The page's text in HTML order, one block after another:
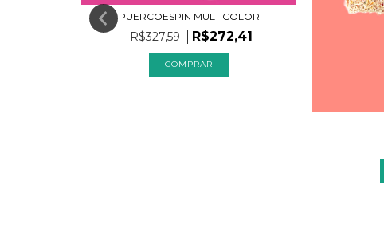
PUERCOESPIN MULTICOLOR
R$327,59 R$272,41
COMPRAR